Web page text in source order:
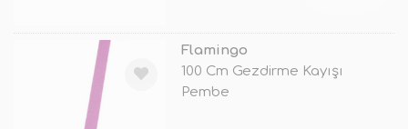
Flamingo
100 Cm Gezdirme Kayışı
Pembe